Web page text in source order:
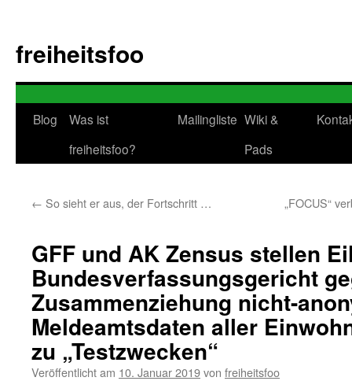
springen
freiheitsfoo
Blog
Was ist
freiheitsfoo?
Mailingliste Wiki &
Pads
← So sieht er aus, der Fortschritt … „FOCUS“
GFF und AK Zensus stellen
Bundesverfassungsgericht
Zusammenziehung nicht-
Meldeamtsdaten aller
zu „Testzwecken“
Veröffentlicht am 10. Januar 2019von freiheitsfoo